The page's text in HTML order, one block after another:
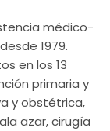
médico-
1979.
en los 13
primaria y
y obstétrica,
azar, cirugía